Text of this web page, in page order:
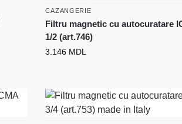
CAZANGERIE
Filtru magnetic cu autocuratare
1/2 (art.746)
3.146 MDL